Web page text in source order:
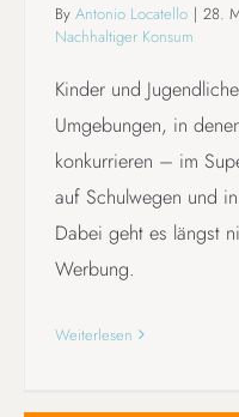
By Antonio Locatello | 28.
Nachhaltiger Konsum
Kinder und
Umgebungen, in
konkurrieren – im
auf Schulwegen und
Dabei geht es längst
Werbung.
Weiterlesen